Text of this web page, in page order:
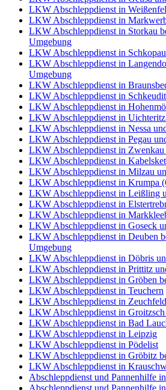
LKW Abschleppdienst in
LKW Abschleppdienst in
LKW Abschleppdienst in Storkau
Umgebung
LKW Abschleppdienst in
LKW Abschleppdienst in
Umgebung
LKW Abschleppdienst in
LKW Abschleppdienst in
LKW Abschleppdienst in
LKW Abschleppdienst in
LKW Abschleppdienst in Nessa
LKW Abschleppdienst in Pegau
LKW Abschleppdienst in
LKW Abschleppdienst in
LKW Abschleppdienst in Milzau
LKW Abschleppdienst in Krumpa
LKW Abschleppdienst in Leißling
LKW Abschleppdienst in
LKW Abschleppdienst in
LKW Abschleppdienst in Goseck
LKW Abschleppdienst in Deuben
Umgebung
LKW Abschleppdienst in Döbris
LKW Abschleppdienst in Prittitz
LKW Abschleppdienst in Gröben
LKW Abschleppdienst in Teuchern
LKW Abschleppdienst in Zeuchfeld
LKW Abschleppdienst in Groitzsch
LKW Abschleppdienst in Bad
LKW Abschleppdienst in Leipzig
LKW Abschleppdienst in Pödelist
LKW Abschleppdienst in Gröbitz
LKW Abschleppdienst in
Abschleppdienst und Pannenhilfe